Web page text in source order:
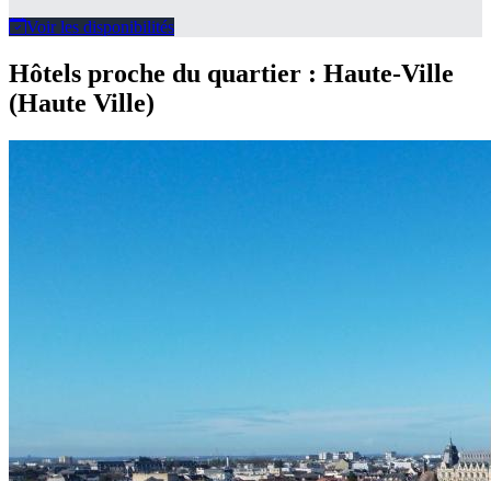
Voir les disponibilités
Hôtels proche du quartier : Haute-Ville
(Haute Ville)